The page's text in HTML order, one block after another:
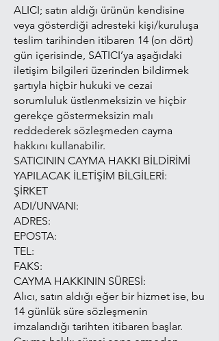
ALICI; satın aldığı ürünün kendisine
veya gösterdiği adresteki kişi/kuruluşa
teslim tarihinden itibaren 14 (on dört)
gün içerisinde, SATICI’ya aşağıdaki
iletişim bilgileri üzerinden bildirmek
şartıyla hiçbir hukuki ve cezai
sorumluluk üstlenmeksizin ve hiçbir
gerekçe göstermeksizin malı
reddederek sözleşmeden cayma
hakkını kullanabilir.
SATICININ CAYMA HAKKI BİLDİRİMİ
YAPILACAK İLETİŞİM BİLGİLERİ:
ŞİRKET
ADI/UNVANI:
ADRES:
EPOSTA:
TEL:
FAKS:
CAYMA HAKKININ SÜRESİ:
Alıcı, satın aldığı eğer bir hizmet ise, bu
14 günlük süre sözleşmenin
imzalandığı tarihten itibaren başlar.